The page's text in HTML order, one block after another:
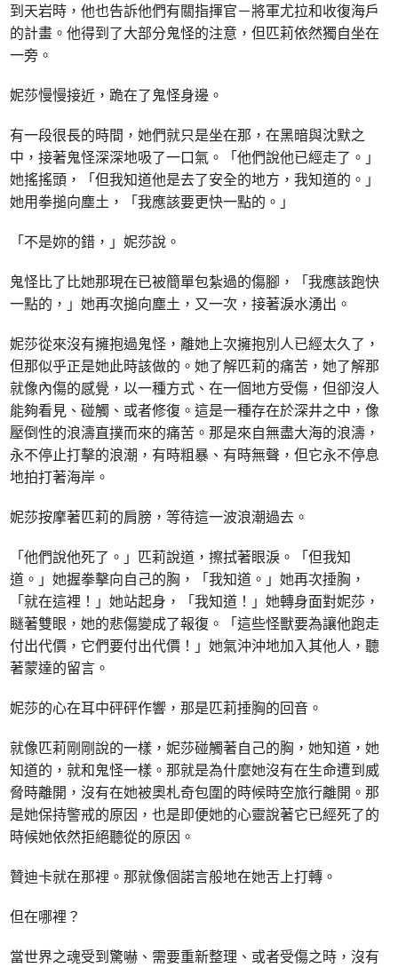
到天岩時，他也告訴他們有關指揮官－將軍尤拉和收復海戶
的計畫。他得到了大部分鬼怪的注意，但匹莉依然獨自坐在
一旁。
妮莎慢慢接近，跪在了鬼怪身邊。
有一段很長的時間，她們就只是坐在那，在黑暗與沈默之
中，接著鬼怪深深地吸了一口氣。「他們說他已經走了。」
她搖搖頭，「但我知道他是去了安全的地方，我知道的。」
她用拳搥向塵土，「我應該要更快一點的。」
「不是妳的錯，」妮莎說。
鬼怪比了比她那現在已被簡單包紮過的傷腳，「我應該跑快
一點的，」她再次搥向塵土，又一次，接著淚水湧出。
妮莎從來沒有擁抱過鬼怪，離她上次擁抱別人已經太久了，
但那似乎正是她此時該做的。她了解匹莉的痛苦，她了解那
就像內傷的感覺，以一種方式、在一個地方受傷，但卻沒人
能夠看見、碰觸、或者修復。這是一種存在於深井之中，像
壓倒性的浪濤直撲而來的痛苦。那是來自無盡大海的浪濤，
永不停止打擊的浪潮，有時粗暴、有時無聲，但它永不停息
地拍打著海岸。
妮莎按摩著匹莉的肩膀，等待這一波浪潮過去。
「他們說他死了。」匹莉說道，擦拭著眼淚。「但我知
道。」她握拳擊向自己的胸，「我知道。」她再次捶胸，
「就在這裡！」她站起身，「我知道！」她轉身面對妮莎，
瞇著雙眼，她的悲傷變成了報復。「這些怪獸要為讓他跑走
付出代價，它們要付出代價！」她氣沖沖地加入其他人，聽
著蒙達的留言。
妮莎的心在耳中砰砰作響，那是匹莉捶胸的回音。
就像匹莉剛剛說的一樣，妮莎碰觸著自己的胸，她知道，她
知道的，就和鬼怪一樣。那就是為什麼她沒有在生命遭到威
脅時離開，沒有在她被奧札奇包圍的時候時空旅行離開。那
是她保持警戒的原因，也是即便她的心靈說著它已經死了的
時候她依然拒絕聽從的原因。
贊迪卡就在那裡。那就像個諾言般地在她舌上打轉。
但在哪裡？
當世界之魂受到驚嚇、需要重新整理、或者受傷之時，沒有